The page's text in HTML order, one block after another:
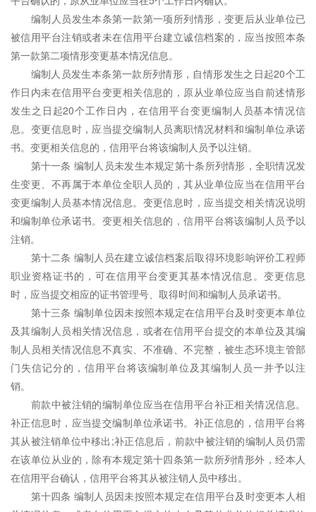
编制人员发生本条第一款第一项所列情形，变更后从业单位已
被信用平台注销或者未在信用平台建立诚信档案的，应当按照本条
第一款第二项情形变更基本情况信息。
编制人员发生本条第一款所列情形，自情形发生之日起20个工
作日内未在信用平台变更相关信息的，原从业单位应当自前述情形
发生之日起20个工作日内，在信用平台变更编制人员基本情况信
息。变更信息时，应当提交编制人员离职情况材料和编制单位承诺
书。变更相关信息的，信用平台将该编制人员予以注销。
第十一条 编制人员未发生本规定第十条所列情形，全职情况发
生变更、不再属于本单位全职人员的，其从业单位应当在信用平台
变更编制人员基本情况信息。变更信息时，应当提交相关情况说明
和编制单位承诺书。变更相关信息的，信用平台将该编制人员予以
注销。
第十二条 编制人员在建立诚信档案后取得环境影响评价工程师
职业资格证书的，可在信用平台变更其基本情况信息。变更信息
时，应当提交相应的证书管理号、取得时间和编制人员承诺书。
第十三条 编制单位因未按照本规定在信用平台及时变更本单位
及其编制人员相关情况信息，或者在信用平台提交的本单位及其编
制人员相关情况信息不真实、不准确、不完整，被生态环境主管部
门失信记分的，信用平台将该编制单位及其编制人员一并予以注
销。
前款中被注销的编制单位应当在信用平台补正相关情况信息。
补正信息时，应当提交编制单位承诺书。补正信息的，信用平台将
其从被注销单位中移出;补正信息后，前款中被注销的编制人员仍需
在该单位从业的，除有本规定第十四条第一款所列情形外，经本人
在信用平台确认，信用平台将其从被注销人员中移出。
第十四条 编制人员因未按照本规定在信用平台及时变更本人相